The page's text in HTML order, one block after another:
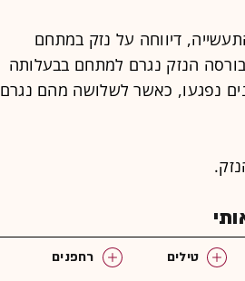
דיווחה על נזק במתחם
הנזק נגרם למתחם בבעלותה
נפגעו, כאשר לשלושה מהם נגרם
טילים
רחפנים